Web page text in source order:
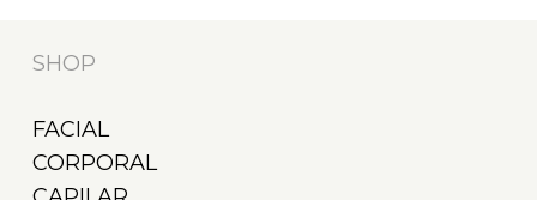
SHOP
FACIAL
CORPORAL